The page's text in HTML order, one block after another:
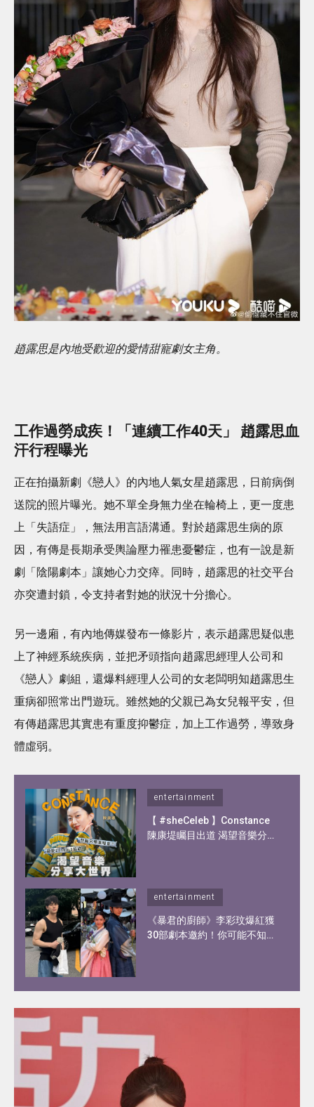
趙露思是內地受歡迎的愛情甜寵劇女主角。
工作過勞成疾！「連續工作40天」 趙露思血
汗行程曝光
正在拍攝新劇《戀人》的內地人氣女星趙露思，日前病倒
送院的照片曝光。她不單全身無力坐在輪椅上，更一度患
上「失語症」，無法用言語溝通。對於趙露思生病的原
因，有傳是長期承受輿論壓力罹患憂鬱症，也有一說是新
劇「陰陽劇本」讓她心力交瘁。同時，趙露思的社交平台
亦突遭封鎖，令支持者對她的狀況十分擔心。
另一邊廂，有內地傳媒發布一條影片，表示趙露思疑似患
上了神經系統疾病，並把矛頭指向趙露思經理人公司和
《戀人》劇組，還爆料經理人公司的女老闆明知趙露思生
重病卻照常出門遊玩。雖然她的父親已為女兒報平安，但
有傳趙露思其實患有重度抑鬱症，加上工作過勞，導致身
體虛弱。
entertainment
【 #sheCeleb 】Constance
陳康堤矚目出道 渴望音樂分享
entertainment
《暴君的廚師》李彩玟爆紅獲
30部劇本邀約！你可能不知道